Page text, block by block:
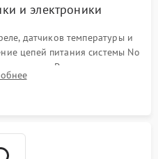
и электроники
датчиков температуры и
цепей питания системы No
Ремонт или замена
сбоях алгоритмов.